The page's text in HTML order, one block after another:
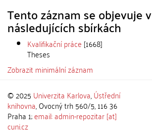
Tento záznam se objevuje v
následujících sbírkách
Kvalifikační práce [1668]
Theses
Zobrazit minimální záznam
© 2025 Univerzita Karlova,Ústřední
knihovna, Ovocný trh 560/5, 116 36
Praha 1;email: admin-repozitar [at]
cuni.cz